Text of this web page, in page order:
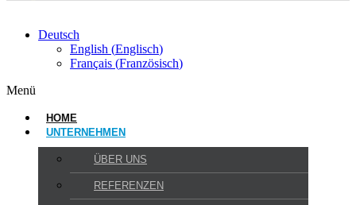
Deutsch
English (Englisch)
Français (Französisch)
Menü
HOME
UNTERNEHMEN
ÜBER UNS
REFERENZEN